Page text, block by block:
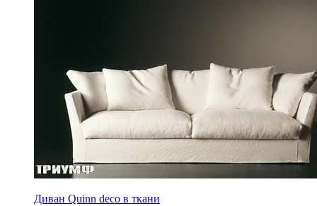
Диван Quinn deco в ткани